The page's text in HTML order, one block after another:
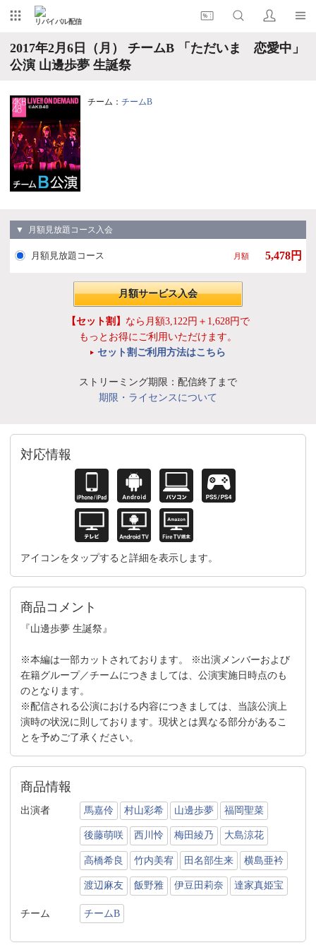
リバイバル配信
2017年2月6日（月） チームB 「ただいま 恋愛中」
公演 山邊歩夢 生誕祭
チーム： チームB
▼ 月額見放題コース入会
月額見放題コース 月額 5,478円
月額サービス入会
【セット割】 なら月額3,122円＋1,628円で
もっとお得にご利用いただけます。
セット割ご利用方法はこちら
ストリーミング期限：配信終了まで
期限・ライセンスについて
対応情報
アイコンをタップすると詳細を表示します。
商品コメント
『山邊歩夢 生誕祭』
※本編は一部カットされております。 ※出演メンバーおよび
在籍グループ／チームにつきましては、公演実施日時点のも
のとなります。
※配信される公演における内容につきましては、当該公演上
演時の状況に則しております。現状とは異なる部分があるこ
とを予めご了承ください。
商品情報
出演者 馬嘉伶 村山彩希 山邊歩夢 福岡聖菜
後藤萌咲 西川怜 梅田綾乃 大島涼花
高橋希良 竹内美宥 田名部生来 横島亜衿
渡辺麻友 飯野雅 伊豆田莉奈 達家真姫宝
チーム チームB